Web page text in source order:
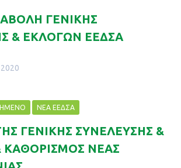
ΓΕΝΙΚΗΣ
& ΕΚΛΟΓΩΝ ΕΕΔΣΑ
ΝΈΑ ΕΕΔΣΑ
ΓΕΝΙΚΗΣ ΣΥΝΕΛΕΥΣΗΣ &
ΚΑΘΟΡΙΣΜΟΣ ΝΕΑΣ